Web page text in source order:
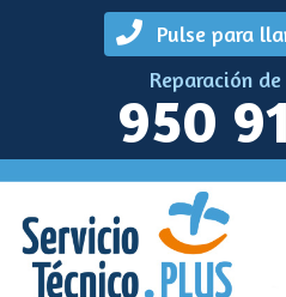
Pulse para
Reparación
950